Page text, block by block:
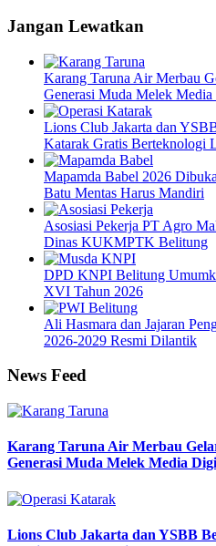
Jangan Lewatkan
Karang Taruna Air Merbau
Generasi Muda Melek
Lions Club Jakarta dan
Katarak Gratis Berteknologi
Mapamda Babel 2026
Batu Mentas Harus Mandiri
Asosiasi Pekerja PT Agro
Dinas KUKMPTK Belitung
DPD KNPI Belitung
XVI Tahun 2026
Ali Hasmara dan Jajaran
2026-2029 Resmi Dilantik
News Feed
Karang Taruna Air Merbau
Generasi Muda Melek Media
Lions Club Jakarta dan YSBB